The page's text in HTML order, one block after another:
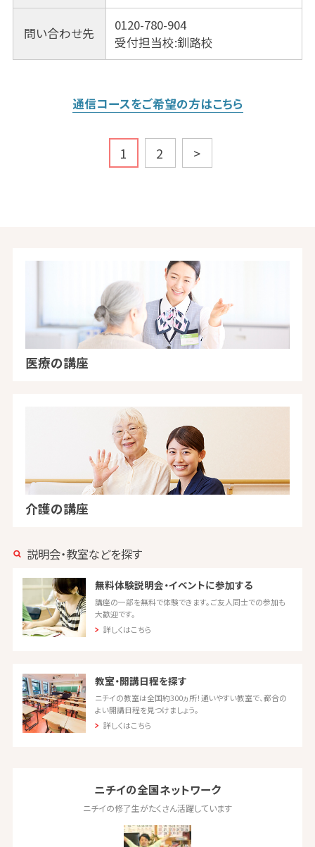
問い合わせ先
0120-780-904
受付担当校:釧路校
通信コースをご希望の方はこちら
1 2 >
医療の講座
介護の講座
説明会・教室などを探す
無料体験説明会・イベントに参加する
講座の一部を無料で体験できます。ご友人同士での参加も
大歓迎です。
詳しくはこちら
教室・開講日程を探す
ニチイの教室は全国約300ヵ所！通いやすい教室で、都合の
よい開講日程を見つけましょう。
詳しくはこちら
ニチイの全国ネットワーク
ニチイの修了生がたくさん活躍しています